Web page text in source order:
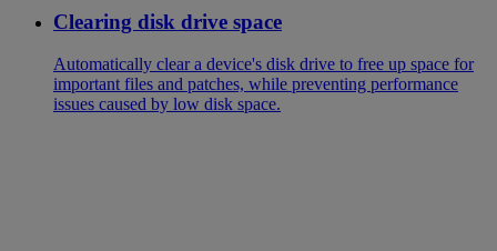
Clearing disk drive space
Automatically clear a device's disk drive to free up space for
important files and patches, while preventing performance
issues caused by low disk space.